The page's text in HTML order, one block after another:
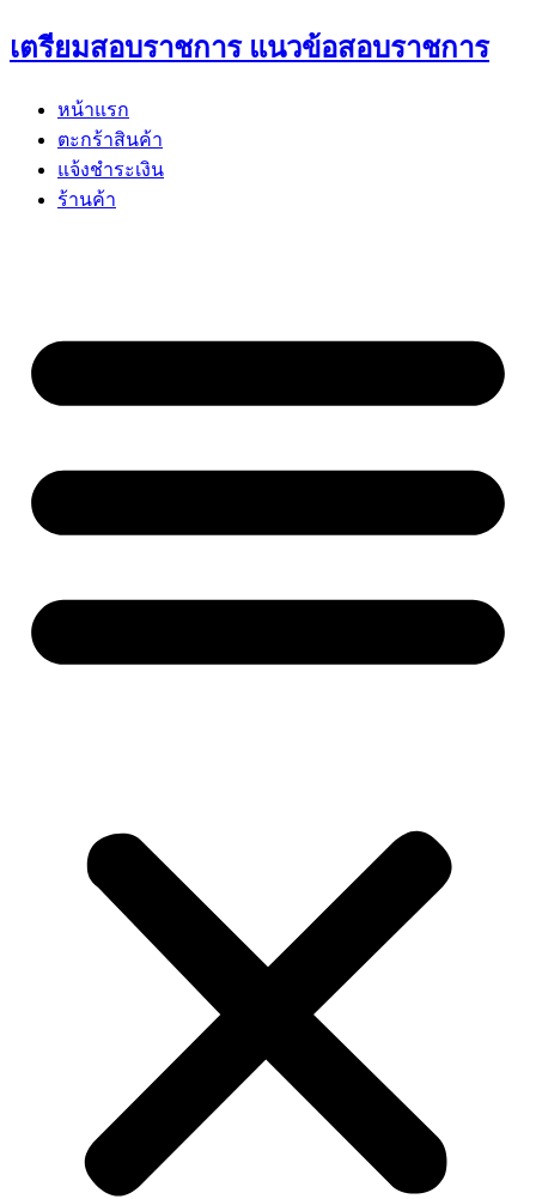
Skip
to
เตรียมสอบราชการ แนวข้อสอบราชการ
หน้าแรก
ตะกร้าสินค้า
แจ้งชำระเงิน
ร้านค้า